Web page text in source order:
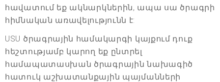
հավատում եք ակնարկներին, ապա սա ծրագրի
հիմնական առավելությունն է:
USU ծրագրային համակարգի կայքում դուք
հեշտությամբ կարող եք ընտրել
համապատասխան ծրագրային նախագիծ
հատուկ աշխատանքային պայմանների